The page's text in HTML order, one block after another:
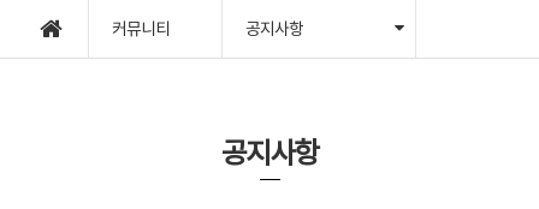
커뮤니티 공지사항
공지사항